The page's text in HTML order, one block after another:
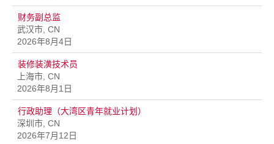
财务副总监
武汉市, CN
2026年8月4日
装修装潢技术员
上海市, CN
2026年8月1日
行政助理（大湾区青年就业计划）
深圳市, CN
2026年7月12日